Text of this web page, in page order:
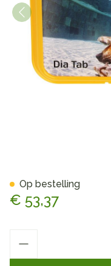
€ 53,37
Op bestelling